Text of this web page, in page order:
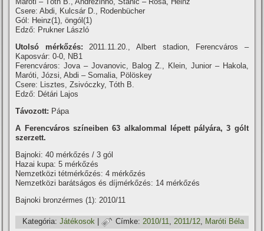
Csere: Abdi, Kulcsár D., Rodenbücher
Gól: Heinz(1), öngól(1)
Edző: Prukner László
Utolsó mérkőzés: 2011.11.20., Albert stadion, Ferencváros –
Kaposvár: 0-0, NB1
Ferencváros: Jova – Jovanovic, Balog Z., Klein, Junior – Hakola,
Maróti, Józsi, Abdi – Somalia, Pölöskey
Csere: Lisztes, Zsivóczky, Tóth B.
Edző: Détári Lajos
Távozott: Pápa
A Ferencváros szí­neiben 63 alkalommal lépett pályára, 3 gólt
szerzett.
Bajnoki: 40 mérkőzés / 3 gól
Hazai kupa: 5 mérkőzés
Nemzetközi tétmérkőzés: 4 mérkőzés
Nemzetközi barátságos és dí­jmérkőzés: 14 mérkőzés
Bajnoki bronzérmes (1): 2010/11
Kategória: Játékosok | Címke: 2010/11,2011/12, Maróti Béla